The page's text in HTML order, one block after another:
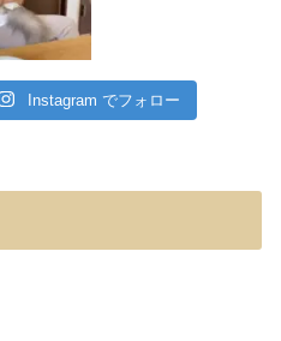
Instagram でフォロー